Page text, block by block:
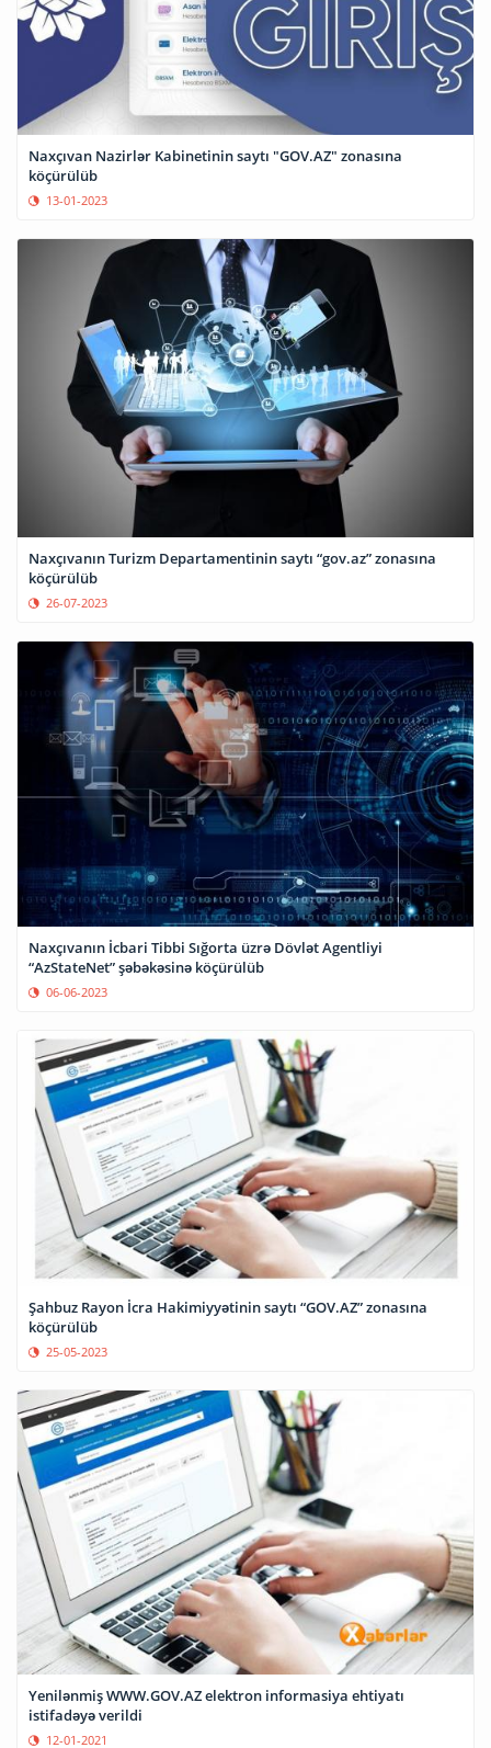
Naxçıvan Nazirlər Kabinetinin saytı "GOV.AZ" zonasına
köçürülüb
13-01-2023
Naxçıvanın Turizm Departamentinin saytı “gov.az” zonasına
köçürülüb
26-07-2023
Naxçıvanın İcbari Tibbi Sığorta üzrə Dövlət Agentliyi
“AzStateNet” şəbəkəsinə köçürülüb
06-06-2023
Şahbuz Rayon İcra Hakimiyyətinin saytı “GOV.AZ” zonasına
köçürülüb
25-05-2023
Yenilənmiş WWW.GOV.AZ elektron informasiya ehtiyatı
istifadəyə verildi
12-01-2021